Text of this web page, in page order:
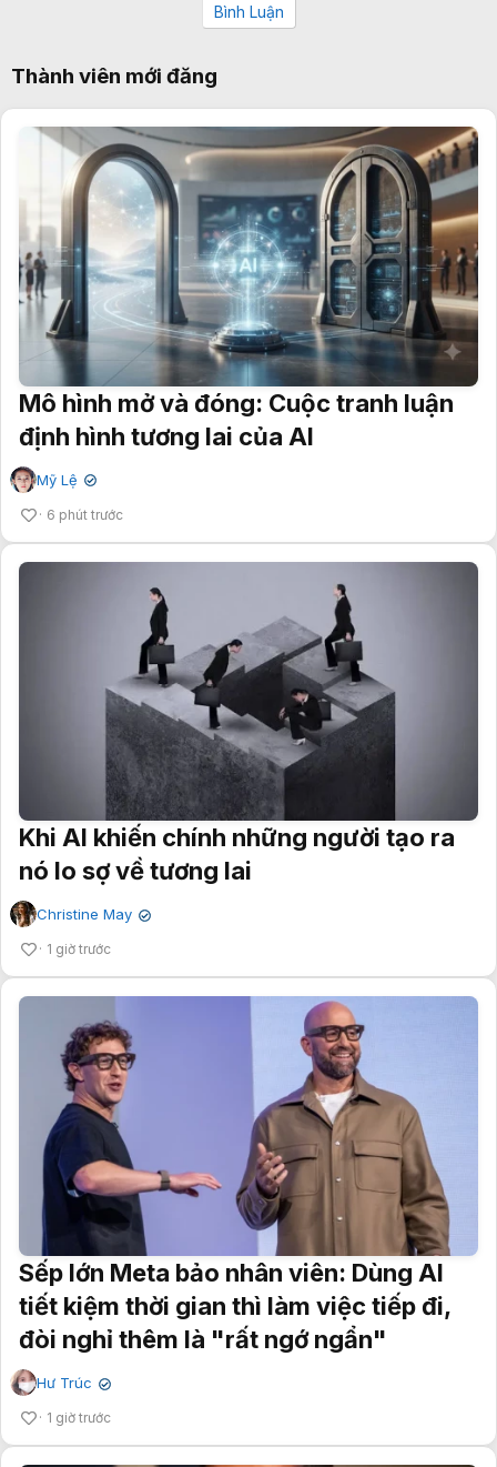
Bình Luận
Thành viên mới đăng
Mô hình mở và đóng: Cuộc tranh luận
định hình tương lai của AI
Mỹ Lệ ✔
6 phút trước
Khi AI khiến chính những người tạo ra
nó lo sợ về tương lai
Christine May ✔
1 giờ trước
Sếp lớn Meta bảo nhân viên: Dùng AI
tiết kiệm thời gian thì làm việc tiếp đi,
đòi nghỉ thêm là "rất ngớ ngẩn"
Hư Trúc ✔
1 giờ trước